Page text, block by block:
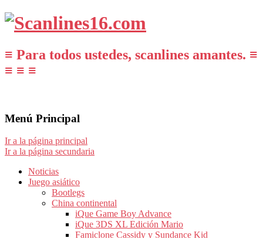
≡ Para todos ustedes, scanlines amantes. ≡
≡ ≡ ≡
Menú Principal
Ir a la página principal
Ir a la página secundaria
Noticias
Juego asiático
Bootlegs
China continental
iQue Game Boy Advance
iQue 3DS XL Edición Mario
Famiclone Cassidy y Sundance Kid